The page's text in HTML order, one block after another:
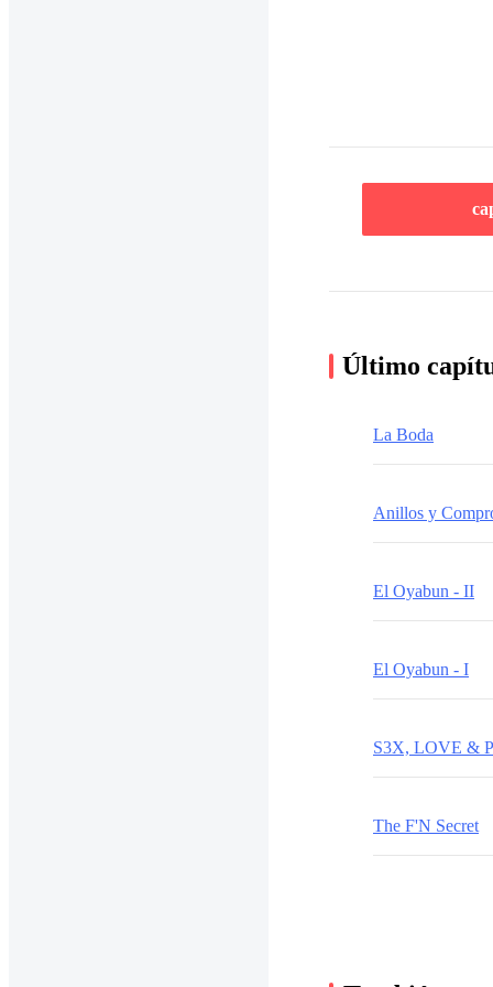
Último
La Boda
Anillos y
El Oyabun - II
El Oyabun - I
S3X, LOVE &
The F'N Secret